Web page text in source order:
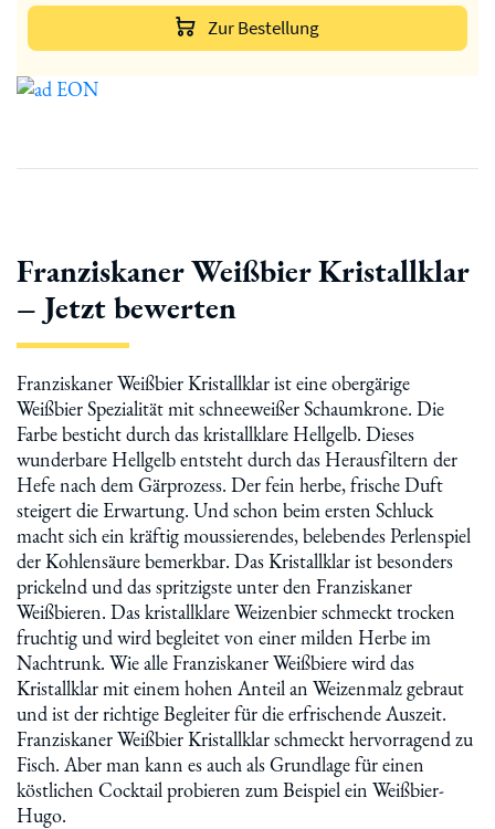
Zur Bestellung
Franziskaner Weißbier Kristallklar
– Jetzt bewerten
Franziskaner Weißbier Kristallklar ist eine obergärige
Weißbier Spezialität mit schneeweißer Schaumkrone. Die
Farbe besticht durch das kristallklare Hellgelb. Dieses
wunderbare Hellgelb entsteht durch das Herausfiltern der
Hefe nach dem Gärprozess. Der fein herbe, frische Duft
steigert die Erwartung. Und schon beim ersten Schluck
macht sich ein kräftig moussierendes, belebendes Perlenspiel
der Kohlensäure bemerkbar. Das Kristallklar ist besonders
prickelnd und das spritzigste unter den Franziskaner
Weißbieren. Das kristallklare Weizenbier schmeckt trocken
fruchtig und wird begleitet von einer milden Herbe im
Nachtrunk. Wie alle Franziskaner Weißbiere wird das
Kristallklar mit einem hohen Anteil an Weizenmalz gebraut
und ist der richtige Begleiter für die erfrischende Auszeit.
Franziskaner Weißbier Kristallklar schmeckt hervorragend zu
Fisch. Aber man kann es auch als Grundlage für einen
köstlichen Cocktail probieren zum Beispiel ein Weißbier-
Hugo.